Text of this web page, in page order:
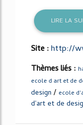
LIRE LA
Site :http://
Thèmes liés :
ecole d art et de
design / ecole
d'art et de